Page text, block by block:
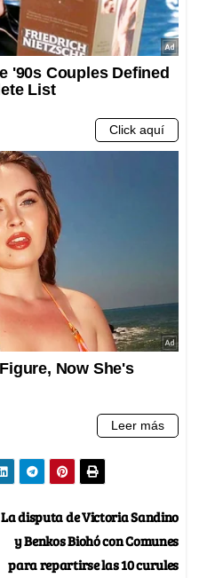
La disputa de Victoria Sandino
y Benkos Biohó con Comunes
para repartirse las 10 curules